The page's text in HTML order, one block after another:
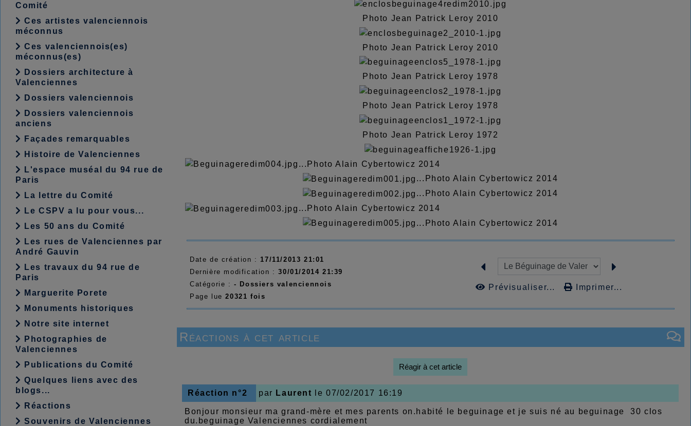
Comité
Ces artistes valenciennois
méconnus
Ces valenciennois(es)
méconnus(es)
Dossiers architecture à
Valenciennes
Dossiers valenciennois
Dossiers valenciennois
anciens
Façades remarquables
Histoire de Valenciennes
L'espace muséal du 94 rue de
Paris
La lettre du Comité
Le CSPV a lu pour vous...
Les 50 ans du Comité
Les rues de Valenciennes par
André Gauvin
Les travaux du 94 rue de
Paris
Marguerite Porete
Monuments historiques
Notre site internet
Photographies de
Valenciennes
Publications du Comité
Quelques liens avec des
blogs...
Réactions
Souvenirs de Valenciennes
Photo Jean Patrick Leroy 2010
Photo Jean Patrick Leroy 2010
Photo Jean Patrick Leroy 1978
Photo Jean Patrick Leroy 1978
Photo Jean Patrick Leroy 1972
...Photo Alain Cybertowicz 2014
...Photo Alain Cybertowicz 2014
...Photo Alain Cybertowicz 2014
...Photo Alain Cybertowicz 2014
...Photo Alain Cybertowicz 2014
Date de création :17/11/2013 21:01
Dernière modification :30/01/2014 21:39
Catégorie :- Dossiers valenciennois
Page lue20321 fois
Prévisualiser... Imprimer...
Réactions à cet article
Réagir à cet article
Réaction n°2 par Laurent le 07/02/2017 16:19
Bonjour monsieur ma grand-mère et mes parents on.habité le beguinage et je suis né au beguinage 30 clos
du.beguinage Valenciennes cordialement